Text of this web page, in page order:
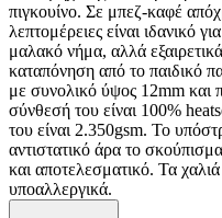
πιγκουίνο. Σε μπεζ-καφέ
λεπτομέρειες είναι ιδανικό
μαλακό νήμα, αλλά
καταπόνηση από το παιδικό
με συνολικό ύψος 12mm
σύνθεσή του είναι 100%
του είναι 2.350gsm. Το
αντιστατικό άρα το
και αποτελεσματικό. Τα
υποαλλεργικά.